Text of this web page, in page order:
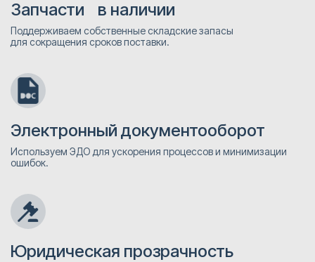
Запчасти в наличии
Поддерживаем собственные складские запасы
для сокращения сроков поставки.
Электронный документооборот
Используем ЭДО для ускорения процессов и минимизации
ошибок.
Юридическая прозрачность